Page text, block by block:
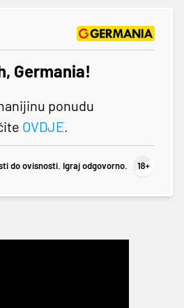
Germania!
ponudu
OVDJE.
do ovisnosti. Igraj odgovorno.